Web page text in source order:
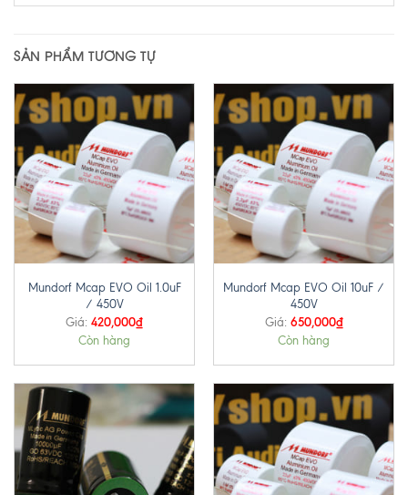
SẢN PHẨM TƯƠNG TỰ
Mundorf Mcap EVO Oil 1.0uF
/ 450V
Giá: 420,000₫
Còn hàng
Mundorf Mcap EVO Oil 10uF /
450V
Giá: 650,000₫
Còn hàng